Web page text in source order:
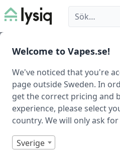
Welcome to Vapes.se!
We've noticed that you're
page outside Sweden. In
get the correct pricing and
experience, please select
country. We will only ask
Sverige
Lysiq
Hem & fritid Leksaker
Roligt och
magiskt kub-
Rubiks kub spel med led-
Art.nr: 1341